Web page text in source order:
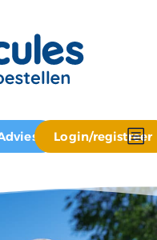
Login/registreer